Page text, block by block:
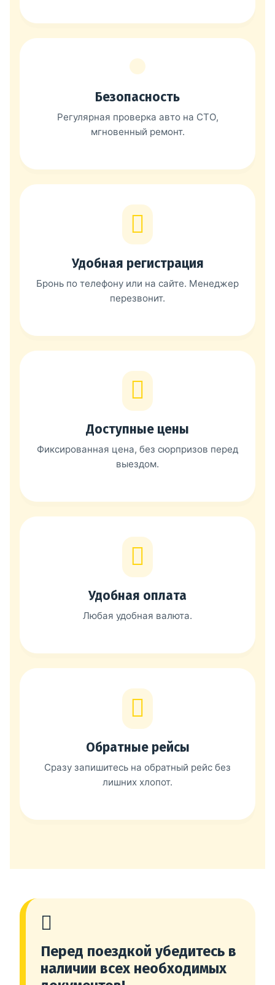
Безопасность
Регулярная проверка авто на СТО,
мгновенный ремонт.
Удобная регистрация
Бронь по телефону или на сайте. Менеджер
перезвонит.
Доступные цены
Фиксированная цена, без сюрпризов перед
выездом.
Удобная оплата
Любая удобная валюта.
Обратные рейсы
Сразу запишитесь на обратный рейс без
лишних хлопот.
Перед поездкой убедитесь в
наличии всех необходимых